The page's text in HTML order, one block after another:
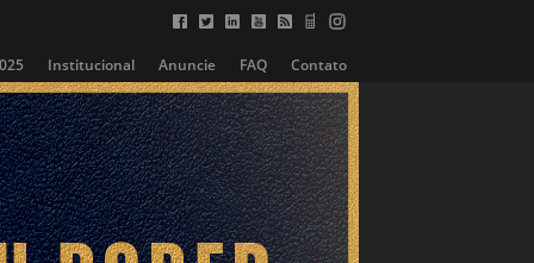
Institucional Anuncie FAQ Contato